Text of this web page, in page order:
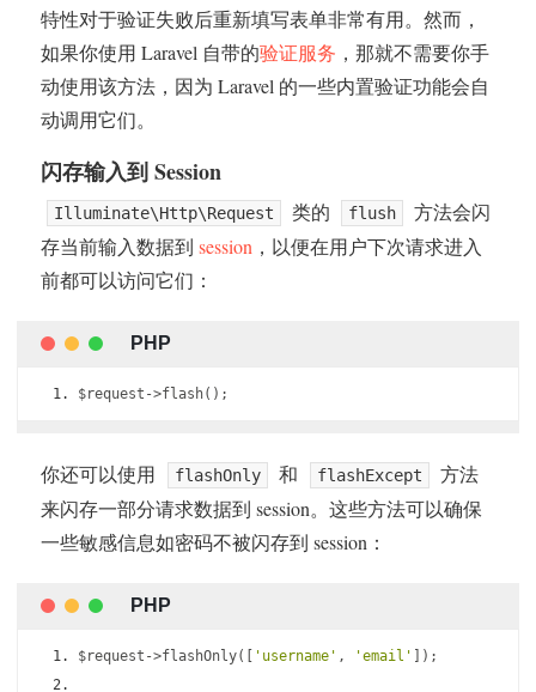
特性对于验证失败后重新填写表单非常有用。然而，
如果你使用 Laravel 自带的验证服务 ，那就不需要你手
动使用该方法，因为 Laravel 的一些内置验证功能会自
动调用它们。
闪存输入到 Session
Illuminate\Http\Request 类的 flush
方法会闪
存当前输入数据到 session ，以便在用户下次请求进入
前都可以访问它们：
$request ->flash();
你还可以使用 flashOnly 和 flashExcept
方法
来闪存一部分请求数据到 session。这些方法可以确保
一些敏感信息如密码不被闪存到 session：
$request ->flashOnly([ 'username' , 'email' ]);